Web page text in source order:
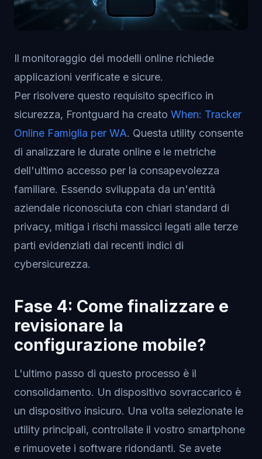
Il monitoraggio dei modelli online richiede
applicazioni verificate e sicure.
Per risolvere questo requisito specifico in
sicurezza, Frontguard ha creato When: Tracker
Online Famiglia per WA. Questa utility consente
di analizzare le durate online e le metriche
dell'ultimo accesso per la consapevolezza
familiare. Essendo sviluppata da un'entità
aziendale riconosciuta con chiari standard di
privacy, mitiga i rischi massicci legati alle terze
parti evidenziati dai recenti indici di
cybersicurezza.
Fase 4: Come finalizzare e
revisionare la
configurazione mobile?
L'ultimo passo di questo processo è il
consolidamento. Un dispositivo sovraccarico è
un dispositivo insicuro. Una volta selezionate le
utility principali, controllate il vostro smartphone
e rimuovete i software ridondanti. Se avete